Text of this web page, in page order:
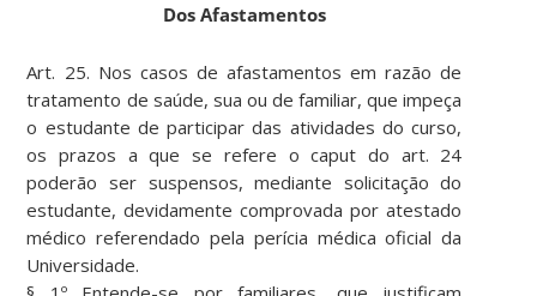
Dos Afastamentos
Art. 25. Nos casos de afastamentos em razão de
tratamento de saúde, sua ou de familiar, que impeça
o estudante de participar das atividades do curso,
os prazos a que se refere o caput do art. 24
poderão ser suspensos, mediante solicitação do
estudante, devidamente comprovada por atestado
médico referendado pela perícia médica oficial da
Universidade.